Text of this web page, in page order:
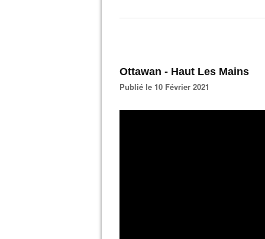
Ottawan - Haut Les Mains
Publié le 10 Février 2021